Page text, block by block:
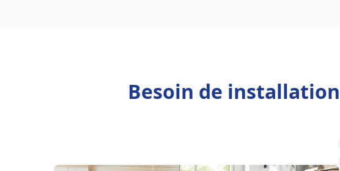
Besoin de